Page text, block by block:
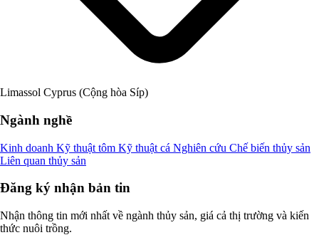
Limassol Cyprus (Cộng hòa Síp)
Ngành nghề
Kinh doanh Kỹ thuật tôm Kỹ thuật cá Nghiên cứu Chế biến thủy sản
Liên quan thủy sản
Đăng ký nhận bản tin
Nhận thông tin mới nhất về ngành thủy sản, giá cả thị trường và kiến
thức nuôi trồng.